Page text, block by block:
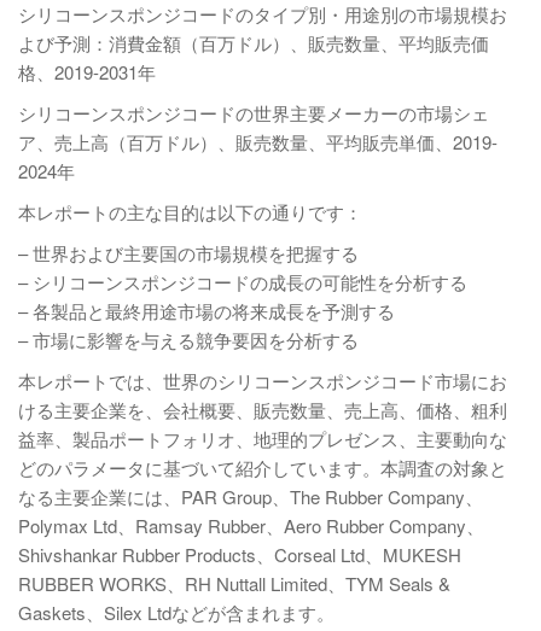
シリコーンスポンジコードのタイプ別・用途別の市場規模お
よび予測：消費金額（百万ドル）、販売数量、平均販売価
格、2019-2031年
シリコーンスポンジコードの世界主要メーカーの市場シェ
ア、売上高（百万ドル）、販売数量、平均販売単価、2019-
2024年
本レポートの主な目的は以下の通りです：
– 世界および主要国の市場規模を把握する
– シリコーンスポンジコードの成長の可能性を分析する
– 各製品と最終用途市場の将来成長を予測する
– 市場に影響を与える競争要因を分析する
本レポートでは、世界のシリコーンスポンジコード市場にお
ける主要企業を、会社概要、販売数量、売上高、価格、粗利
益率、製品ポートフォリオ、地理的プレゼンス、主要動向な
どのパラメータに基づいて紹介しています。本調査の対象と
なる主要企業には、PAR Group、The Rubber Company、
Polymax Ltd、Ramsay Rubber、Aero Rubber Company、
Shivshankar Rubber Products、Corseal Ltd、MUKESH
RUBBER WORKS、RH Nuttall Limited、TYM Seals &
Gaskets、Silex Ltdなどが含まれます。